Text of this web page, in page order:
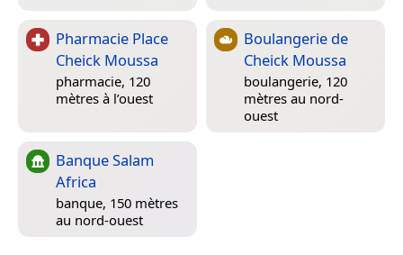
Pharmacie Place
Cheick Moussa
pharmacie, 120
mètres à l’ouest
Boulangerie de
Cheick Moussa
boulangerie, 120
mètres au nord-
ouest
Banque Salam
Africa
banque, 150 mètres
au nord-ouest